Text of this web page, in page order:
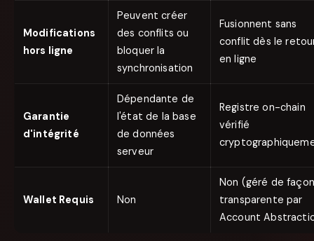
Modifications
hors ligne
Peuvent créer
des conflits ou
bloquer la
synchronisation
Fusionnent sans
conflit dès le
en ligne
Garantie
d'intégrité
Dépendante de
l'état de la base
de données
serveur
Registre on-chain
vérifié
Wallet Requis Non
Non (géré de façon
transparente par
Account